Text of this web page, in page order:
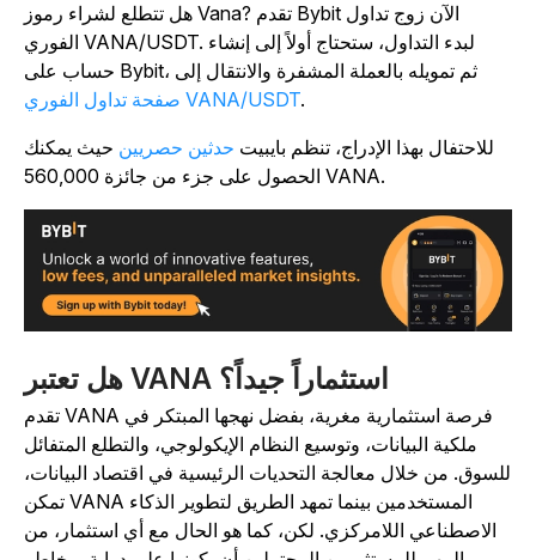
هل تتطلع لشراء رموز Vana? تقدم Bybit الآن زوج تداول
الفوري VANA/USDT. لبدء التداول، ستحتاج أولاً إلى إنشاء
حساب على Bybit، ثم تمويله بالعملة المشفرة والانتقال إلى
صفحة تداول الفوري VANA/USDT
للاحتفال بهذا الإدراج، تنظم بايبيتحدثين حصريين حيث يمكنك
الحصول على جزء من جائزة 560,000 VANA.
هل تعتبر VANA استثماراً جيداً؟
تقدم VANA فرصة استثمارية مغرية، بفضل نهجها المبتكر في
ملكية البيانات، وتوسيع النظام الإيكولوجي، والتطلع المتفائل
من خلال معالجة التحديات الرئيسية في اقتصاد البيانات،
تمكن VANA المستخدمين بينما تمهد الطريق لتطوير الذكاء
الاصطناعي اللامركزي. لكن، كما هو الحال مع أي استثمار، من